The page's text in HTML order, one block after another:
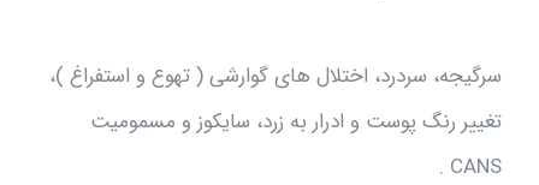
سرگیجه، سردرد، اختلال های گوارشی ( تهوع و استفراغ )،
تغییر رنگ پوست و ادرار به زرد، سایکوز و مسمومیت
CANS .